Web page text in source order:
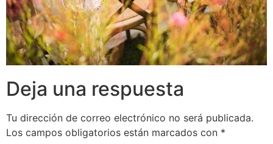
Deja una respuesta
Tu dirección de correo electrónico no será publicada.
Los campos obligatorios están marcados con *